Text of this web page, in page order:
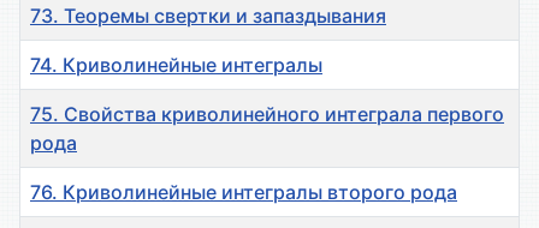
73. Теоремы свертки и запаздывания
74. Криволинейные интегралы
75. Свойства криволинейного интеграла первого
рода
76. Криволинейные интегралы второго рода